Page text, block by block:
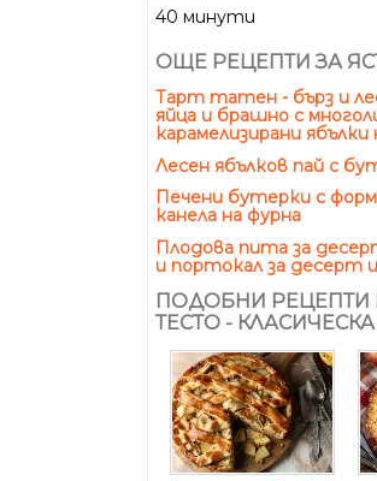
40 минути
ОЩЕ РЕЦЕПТИ ЗА
Тарт татен - бърз и
яйца и брашно с
карамелизирани
Лесен ябълков пай с
Печени бутерки с
канела на фурна
Плодова пита за
и портокал за десерт
ПОДОБНИ РЕЦЕПТИ
ТЕСТО -